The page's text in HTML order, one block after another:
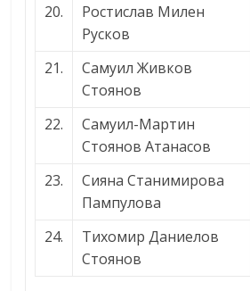
20.
Ростислав Милен
Русков
21.
Самуил Живков
Стоянов
22.
Самуил-Mартин
Стоянов Атанасов
23.
Сияна Станимирова
Пампулова
24.
Тихомир Даниелов
Стоянов